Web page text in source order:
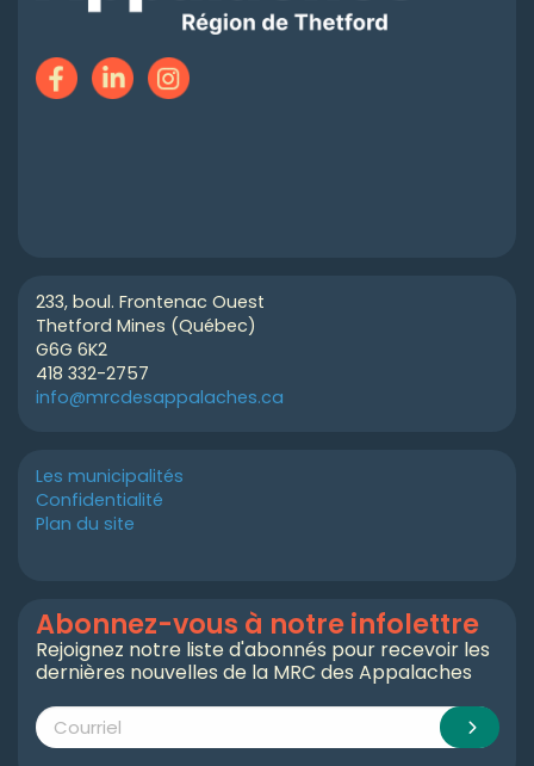
233, boul. Frontenac Ouest
Thetford Mines (Québec)
G6G 6K2
418 332-2757
info@mrcdesappalaches.ca
Les municipalités
Confidentialité
Plan du site
Abonnez-vous à notre infolettre
Rejoignez notre liste d'abonnés pour recevoir les
dernières nouvelles de la MRC des Appalaches